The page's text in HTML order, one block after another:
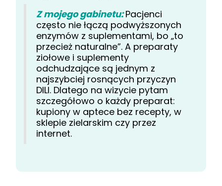
Z mojego gabinetu:Pacjenci
często nie łączą podwyższonych
enzymów z suplementami, bo „to
przecież naturalne”. A preparaty
ziołowe i suplementy
odchudzające są jednym z
najszybciej rosnących przyczyn
DILI. Dlatego na wizycie pytam
szczegółowo o każdy preparat:
kupiony w aptece bez recepty, w
sklepie zielarskim czy przez
internet.